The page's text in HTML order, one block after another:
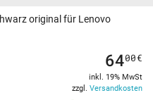
original für Lenovo
6400€
inkl. 19% MwSt
zzgl. Versandkosten